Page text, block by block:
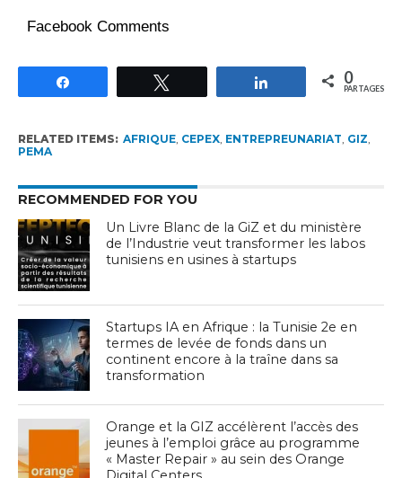
Facebook Comments
Partagez 0
PARTAGES
RELATED ITEMS: AFRIQUE, CEPEX, ENTREPREUNARIAT, GIZ,
PEMA
RECOMMENDED FOR YOU
Un Livre Blanc de la GiZ et du ministère
de l’Industrie veut transformer les labos
tunisiens en usines à startups
Startups IA en Afrique : la Tunisie 2e en
termes de levée de fonds dans un
continent encore à la traîne dans sa
transformation
Orange et la GIZ accélèrent l’accès des
jeunes à l’emploi grâce au programme
« Master Repair » au sein des Orange